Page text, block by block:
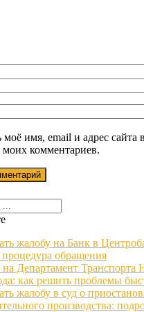
имя, email и адрес сайта
комментариев.
жалобу на Банк в
обращения
Департамент Транспорта
как решить проблемы
жалобу в суд о
производства: